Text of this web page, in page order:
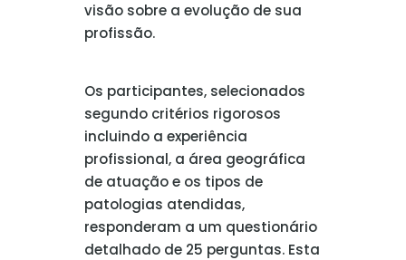
visão sobre a evolução de sua
profissão.
Os participantes, selecionados
segundo critérios rigorosos
incluindo a experiência
profissional, a área geográfica
de atuação e os tipos de
patologias atendidas,
responderam a um questionário
detalhado de 25 perguntas. Esta